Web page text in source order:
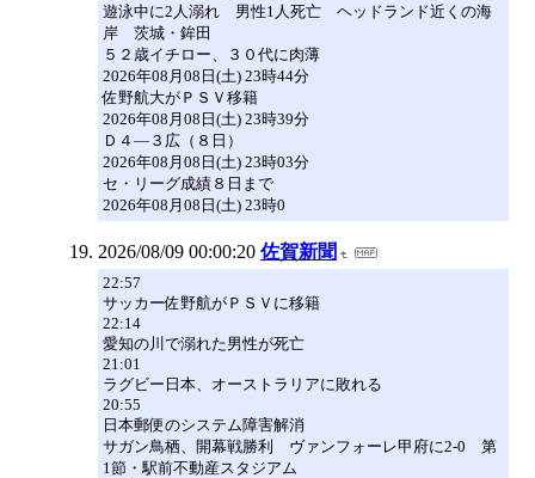
遊泳中に2人溺れ 男性1人死亡 ヘッドランド近くの海
岸 茨城・鉾田
５２歳イチロー、３０代に肉薄
2026年08月08日(土) 23時44分
佐野航大がＰＳＶ移籍
2026年08月08日(土) 23時39分
Ｄ４―３広（８日）
2026年08月08日(土) 23時03分
セ・リーグ成績８日まで
2026年08月08日(土) 23時0
2026/08/09 00:00:20 佐賀新聞
22:57
サッカー佐野航がＰＳＶに移籍
22:14
愛知の川で溺れた男性が死亡
21:01
ラグビー日本、オーストラリアに敗れる
20:55
日本郵便のシステム障害解消
サガン鳥栖、開幕戦勝利 ヴァンフォーレ甲府に2-0 第
1節・駅前不動産スタジアム